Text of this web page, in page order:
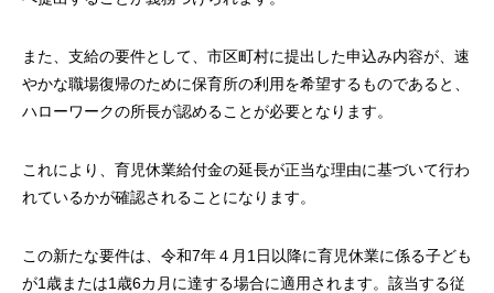
また、支給の要件として、市区町村に提出した申込み内容が、速
やかな職場復帰のために保育所の利用を希望するものであると、
ハローワークの所長が認めることが必要となります。
これにより、育児休業給付金の延長が正当な理由に基づいて行わ
れているかが確認されることになります。
この新たな要件は、令和7年４月1日以降に育児休業に係る子ども
が1歳または1歳6カ月に達する場合に適用されます。該当する従